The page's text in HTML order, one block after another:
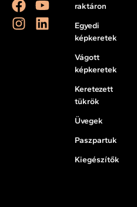
raktáron
Egyedi
képkeretek
Vágott
képkeretek
Keretezett
tükrök
Üvegek
Paszpartuk
Kiegészítők